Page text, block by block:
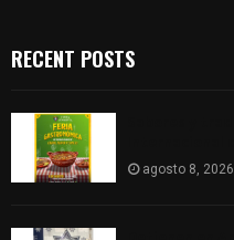
RECENT POSTS
agosto 8, 2026